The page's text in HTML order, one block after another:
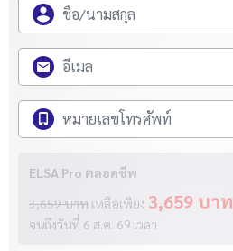
ELSA Pro ตลอดชีพ
3,659 บาท เหลือเพียง 3,659 บาท
จนถึงวันที่ 6 ส.ค. 69 เวลา